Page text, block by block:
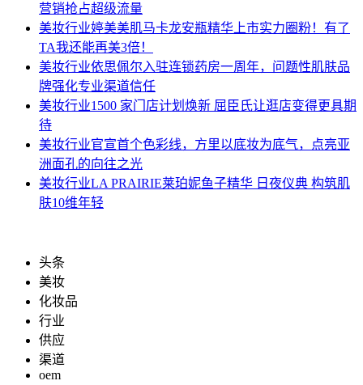
营销抢占超级流量
美妆行业婷美美肌马卡龙安瓶精华上市实力圈粉！有了
TA我还能再美3倍！
美妆行业依思佩尔入驻连锁药房一周年，问题性肌肤品
牌强化专业渠道信任
美妆行业1500 家门店计划焕新 屈臣氏让逛店变得更具期
待
美妆行业官宣首个色彩线，方里以底妆为底气，点亮亚
洲面孔的向往之光
美妆行业LA PRAIRIE莱珀妮鱼子精华 日夜仪典 构筑肌
肤10维年轻
头条
美妆
化妆品
行业
供应
渠道
oem